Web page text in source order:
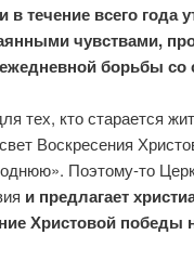
течение всего года
чувствами,
борьбы со
тех, кто старается
Воскресения
Поэтому-то
и предлагает
Христовой победы